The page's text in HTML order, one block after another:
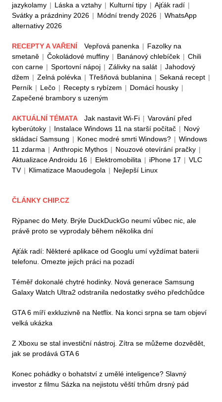
jazykolamy | Láska a vztahy | Kulturní tipy | Ajťák radí |
Svátky a prázdniny 2026 | Módní trendy 2026 | WhatsApp
alternativy 2026
RECEPTY A VAŘENÍ Vepřová panenka | Fazolky na
smetaně | Čokoládové muffiny | Banánový chlebíček | Chili
con carne | Sportovní nápoj | Zálivky na salát | Jahodový
džem | Zelná polévka | Třešňová bublanina | Sekaná recept |
Perník | Lečo | Recepty s rybízem | Domácí housky |
Zapečené brambory s uzeným
AKTUÁLNÍ TÉMATA Jak nastavit Wi-Fi | Varování před
kyberútoky | Instalace Windows 11 na starší počítač | Nový
skládací Samsung | Konec modré smrti Windows? | Windows
11 zdarma | Anthropic Mythos | Nouzové otevírání pračky |
Aktualizace Androidu 16 | Elektromobilita | iPhone 17 | VLC
TV | Klimatizace Maoudegola | Nejlepší Linux
ČLÁNKY CHIP.CZ
Rýpanec do Mety. Brýle DuckDuckGo neumí vůbec nic, ale
právě proto se vyprodaly během několika dní
Ajťák radí: Některé aplikace od Googlu umí vyždímat baterii
telefonu. Omezte jejich práci na pozadí
Téměř dokonalé chytré hodinky. Nová generace Samsung
Galaxy Watch Ultra2 odstranila nedostatky svého předchůdce
GTA 6 míří exkluzivně na Netflix. Na konci srpna se tam objeví
velká ukázka
Z Xboxu se stal investiční nástroj. Zítra se můžeme dozvědět,
jak se prodává GTA 6
Konec pohádky o bohatství z umělé inteligence? Slavný
investor z filmu Sázka na nejistotu věští trhům drsný pád